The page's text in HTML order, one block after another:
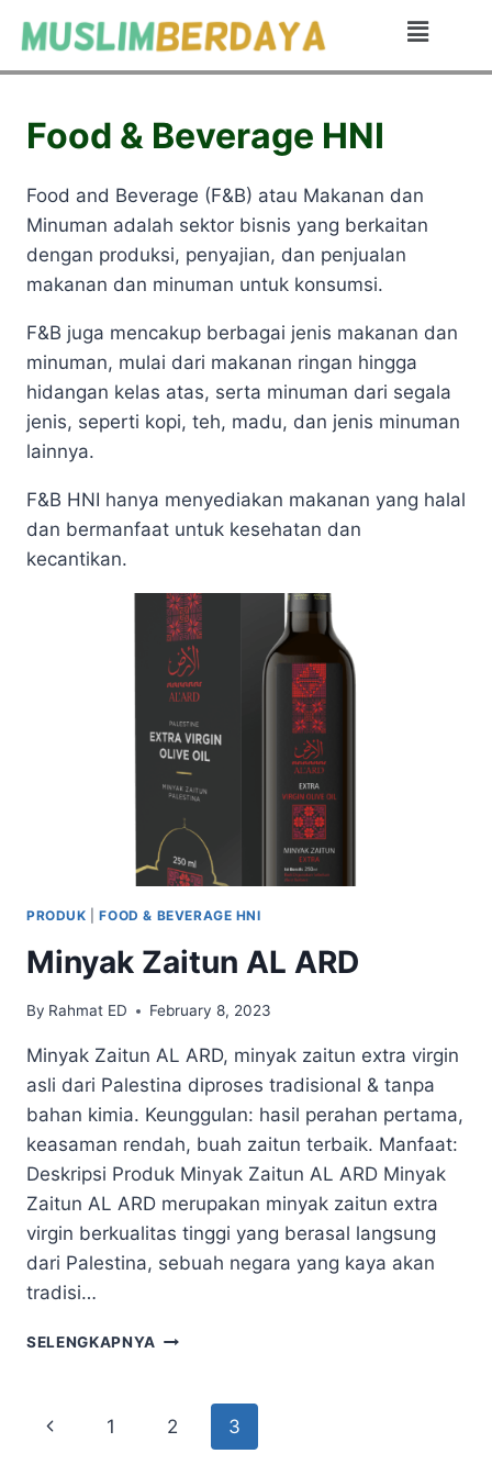
Food & Beverage HNI
Food and Beverage (F&B) atau Makanan dan
Minuman adalah sektor bisnis yang berkaitan
dengan produksi, penyajian, dan penjualan
makanan dan minuman untuk konsumsi.
F&B juga mencakup berbagai jenis makanan dan
minuman, mulai dari makanan ringan hingga
hidangan kelas atas, serta minuman dari segala
jenis, seperti kopi, teh, madu, dan jenis minuman
lainnya.
F&B HNI hanya menyediakan makanan yang halal
dan bermanfaat untuk kesehatan dan
kecantikan.
PRODUK |FOOD & BEVERAGE HNI
Minyak Zaitun AL ARD
By Rahmat ED February 8, 2023
Minyak Zaitun AL ARD, minyak zaitun extra virgin
asli dari Palestina diproses tradisional & tanpa
bahan kimia. Keunggulan: hasil perahan pertama,
keasaman rendah, buah zaitun terbaik. Manfaat:
Deskripsi Produk Minyak Zaitun AL ARD Minyak
Zaitun AL ARD merupakan minyak zaitun extra
virgin berkualitas tinggi yang berasal langsung
dari Palestina, sebuah negara yang kaya akan
tradisi…
SELENGKAPNYA
1 2 3